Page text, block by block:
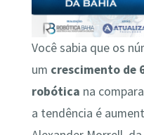
Você sabia que os
um crescimento de
robótica na
a tendência é